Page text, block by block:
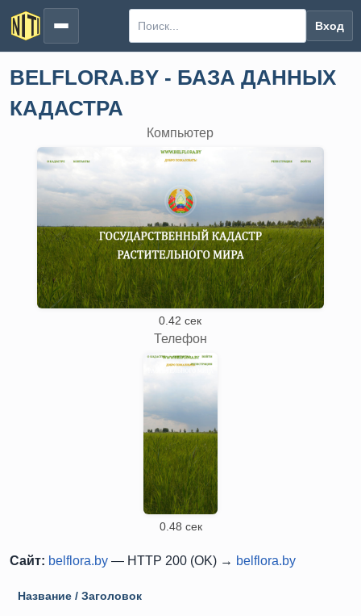
Вход
BELFLORA.BY - БАЗА ДАННЫХ
КАДАСТРА
Компьютер
0.42 сек
Телефон
0.48 сек
Сайт: belflora.by — HTTP 200 (OK) → belflora.by
Название / Заголовок